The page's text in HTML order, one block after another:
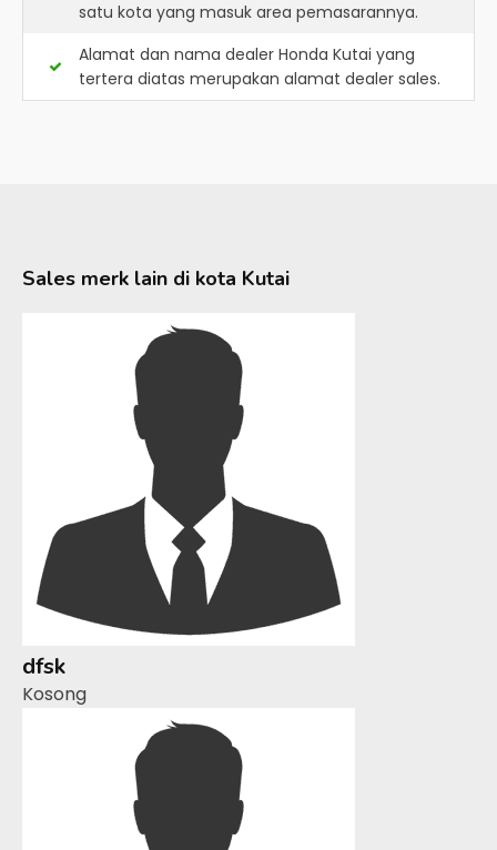
satu kota yang masuk area pemasarannya.
Alamat dan nama dealer Honda Kutai yang
tertera diatas merupakan alamat dealer sales.
Sales merk lain di kota Kutai
dfsk
Kosong